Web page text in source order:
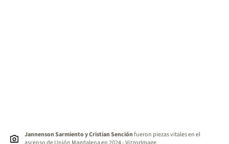
Jannenson Sarmiento y Cristian Senciónfueron piezas vitales en el